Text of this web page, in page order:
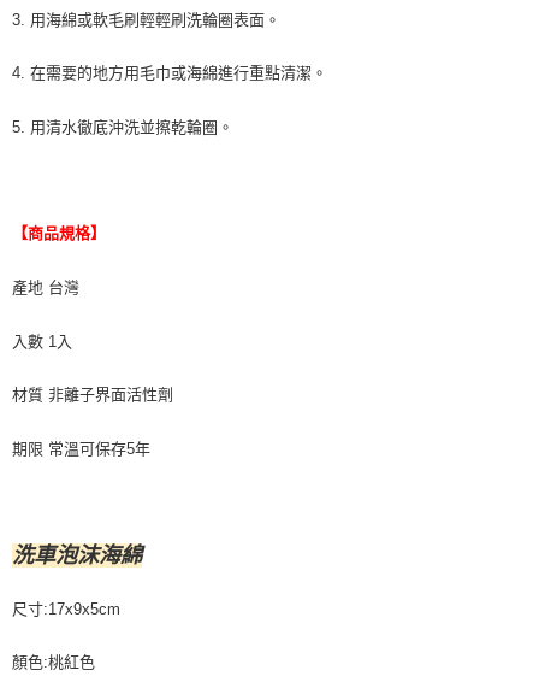
3. 用海綿或軟毛刷輕輕刷洗輪圈表面。
4. 在需要的地方用毛巾或海綿進行重點清潔。
5. 用清水徹底沖洗並擦乾輪圈。
【商品規格】
產地 台灣
入數 1入
材質 非離子界面活性劑
期限 常溫可保存5年
洗車泡沫海綿
尺寸:17x9x5cm
顏色:桃紅色